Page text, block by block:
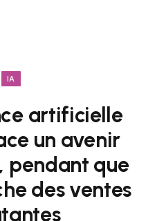
IA
artificielle
un avenir
pendant que
des ventes